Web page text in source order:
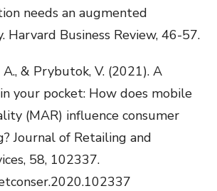
needs an augmented
Harvard Business Review, 46-57.
A., & Prybutok, V. (2021). A
your pocket: How does mobile
(MAR) influence consumer
Journal of Retailing and
58, 102337.